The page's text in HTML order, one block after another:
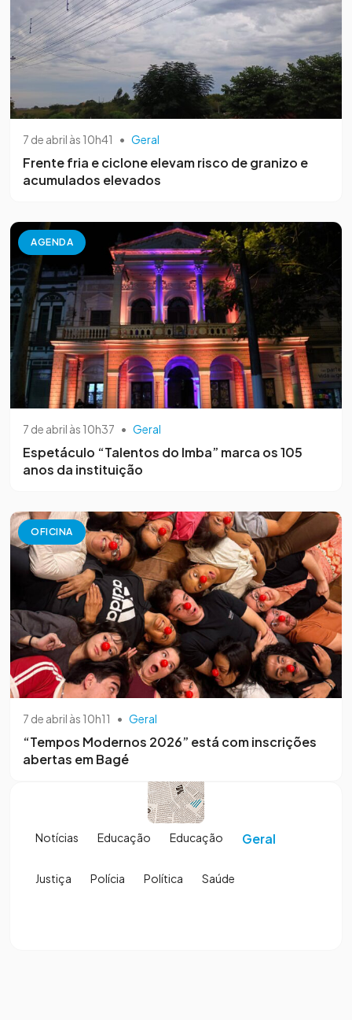
7 de abril às 10h41 • Geral
Frente fria e ciclone elevam risco de granizo e
acumulados elevados
AGENDA
7 de abril às 10h37 • Geral
Espetáculo “Talentos do Imba” marca os 105
anos da instituição
OFICINA
7 de abril às 10h11 • Geral
“Tempos Modernos 2026” está com inscrições
abertas em Bagé
Notícias Educação Educação Geral
Justiça Polícia Política Saúde